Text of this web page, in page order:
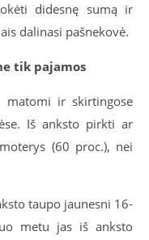
didesnę sumą ir
dalinasi pašnekovė.
tik pajamos
matomi ir skirtingose
Iš anksto pirkti ar
(60 proc.), nei
taupo jaunesni 16-
metu jas iš anksto